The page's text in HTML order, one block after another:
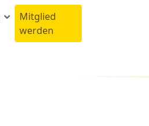
Mitglied
werden